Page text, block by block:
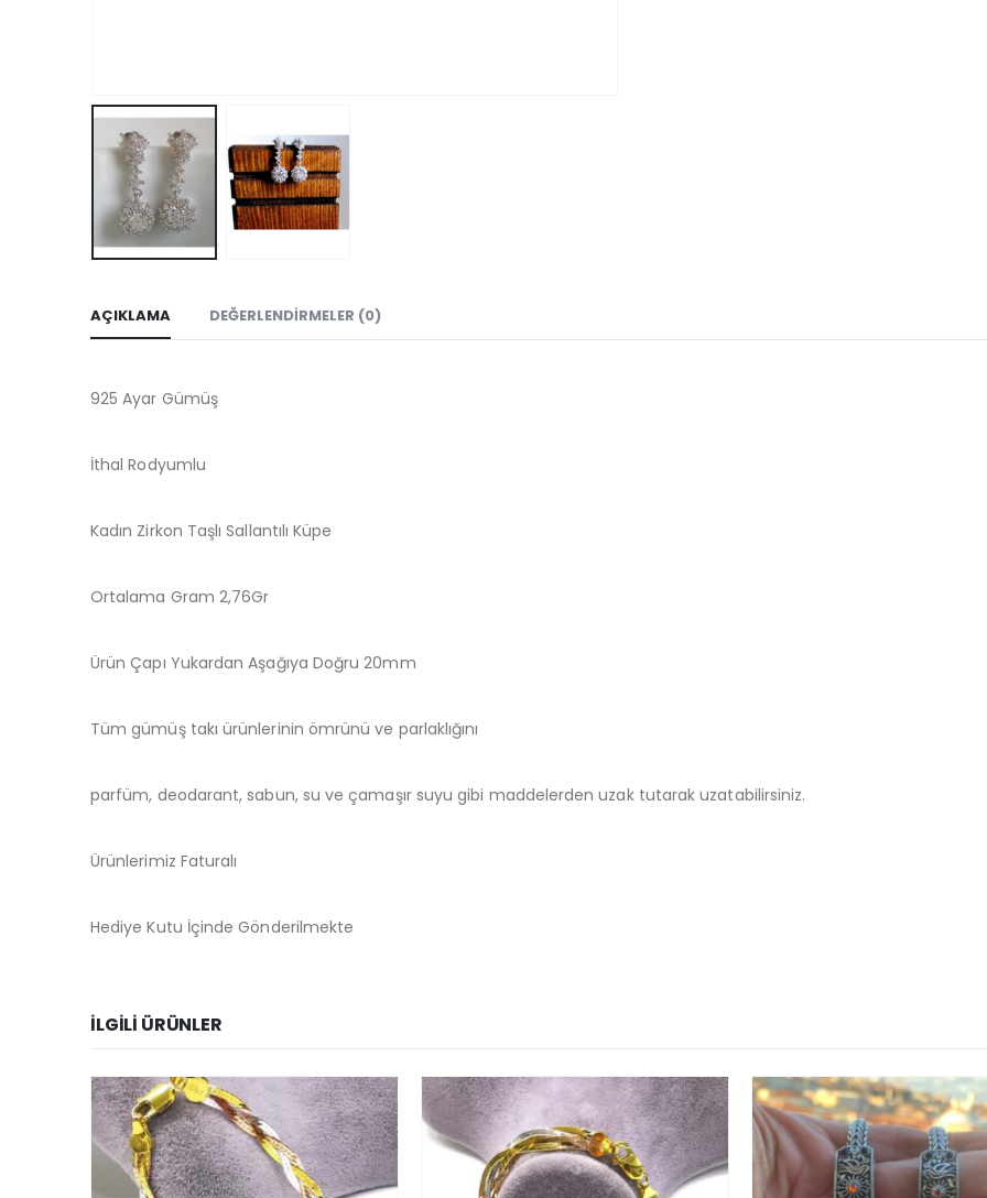
AÇIKLAMA DEĞERLENDIRMELER (0)
925 Ayar Gümüş
İthal Rodyumlu
Kadın Zirkon Taşlı Sallantılı Küpe
Ortalama Gram 2,76Gr
Ürün Çapı Yukardan Aşağıya Doğru 20mm
Tüm gümüş takı ürünlerinin ömrünü ve parlaklığını
parfüm, deodarant, sabun, su ve çamaşır suyu gibi maddelerden uzak tutarak uzatabilirsiniz.
Ürünlerimiz Faturalı
Hediye Kutu İçinde Gönderilmekte
İLGILI ÜRÜNLER